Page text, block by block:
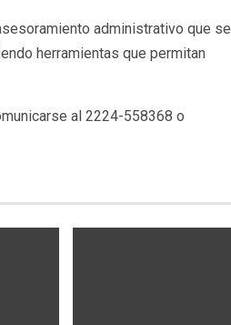
administrativo que se
herramientas que permitan
al 2224-558368 o